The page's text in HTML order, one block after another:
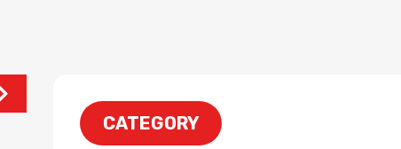
CATEGORY